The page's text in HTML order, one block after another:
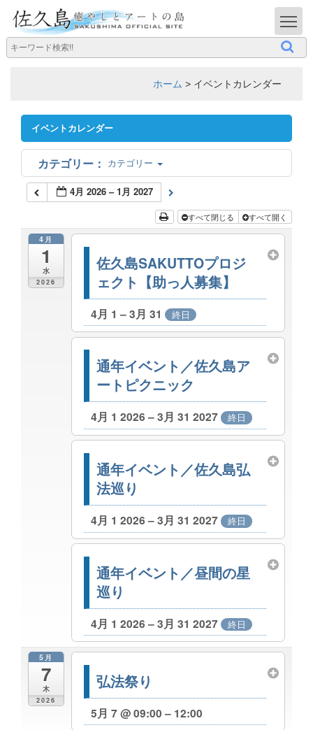
ホーム > イベントカレンダー
イベントカレンダー
カテゴリー
4月 2026 – 1月 2027
すべて閉じる すべて開く
4月
1
水
2026
佐久島SAKUTTOプロジ
ェクト【助っ人募集】
4月 1 – 3月 31 終日
通年イベント／佐久島ア
ートピクニック
4月 1 2026 – 3月 31 2027 終日
通年イベント／佐久島弘
法巡り
4月 1 2026 – 3月 31 2027 終日
通年イベント／昼間の星
巡り
4月 1 2026 – 3月 31 2027 終日
5月
7
木
2026
弘法祭り
5月 7 @ 09:00 – 12:00